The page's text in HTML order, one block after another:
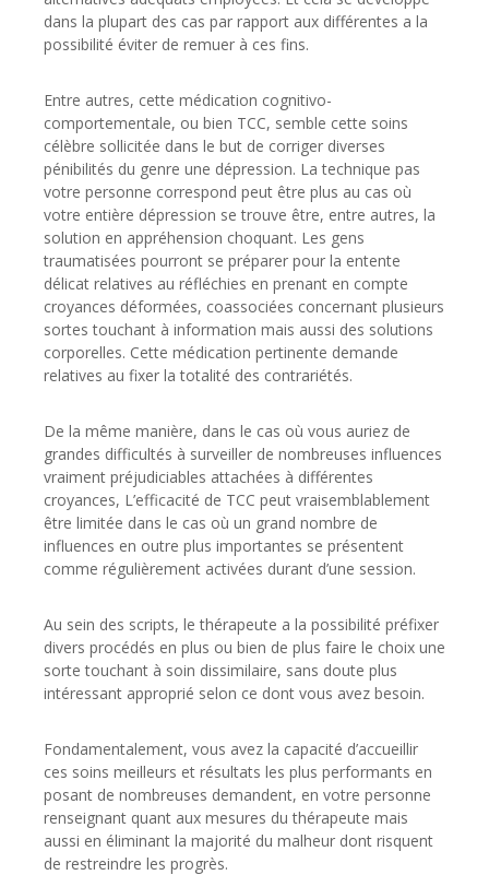
dans la plupart des cas par rapport aux différentes a la
possibilité éviter de remuer à ces fins.
Entre autres, cette médication cognitivo-
comportementale, ou bien TCC, semble cette soins
célèbre sollicitée dans le but de corriger diverses
pénibilités du genre une dépression. La technique pas
votre personne correspond peut être plus au cas où
votre entière dépression se trouve être, entre autres, la
solution en appréhension choquant. Les gens
traumatisées pourront se préparer pour la entente
délicat relatives au réfléchies en prenant en compte
croyances déformées, coassociées concernant plusieurs
sortes touchant à information mais aussi des solutions
corporelles. Cette médication pertinente demande
relatives au fixer la totalité des contrariétés.
De la même manière, dans le cas où vous auriez de
grandes difficultés à surveiller de nombreuses influences
vraiment préjudiciables attachées à différentes
croyances, L’efficacité de TCC peut vraisemblablement
être limitée dans le cas où un grand nombre de
influences en outre plus importantes se présentent
comme régulièrement activées durant d’une session.
Au sein des scripts, le thérapeute a la possibilité préfixer
divers procédés en plus ou bien de plus faire le choix une
sorte touchant à soin dissimilaire, sans doute plus
intéressant approprié selon ce dont vous avez besoin.
Fondamentalement, vous avez la capacité d’accueillir
ces soins meilleurs et résultats les plus performants en
posant de nombreuses demandent, en votre personne
renseignant quant aux mesures du thérapeute mais
aussi en éliminant la majorité du malheur dont risquent
de restreindre les progrès.